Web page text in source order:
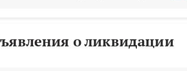
о ликвидации